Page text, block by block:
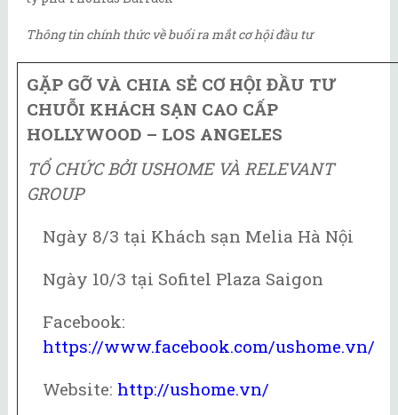
Thông tin chính thức về buổi ra mắt cơ hội đầu tư
GẶP GỠ VÀ CHIA SẺ CƠ HỘI ĐẦU TƯ
CHUỖI KHÁCH SẠN CAO CẤP
HOLLYWOOD – LOS ANGELES
TỔ CHỨC BỞI USHOME VÀ RELEVANT
GROUP
Ngày 8/3 tại Khách sạn Melia Hà Nội
Ngày 10/3 tại Sofitel Plaza Saigon
Facebook:
https://www.facebook.com/ushome.vn/
Website: http://ushome.vn/